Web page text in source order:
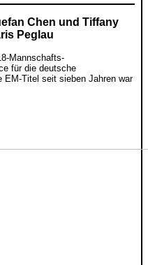
Chen und Tiffany
Peglau
Mannschafts-
für die deutsche
EM-Titel seit sieben Jahren war